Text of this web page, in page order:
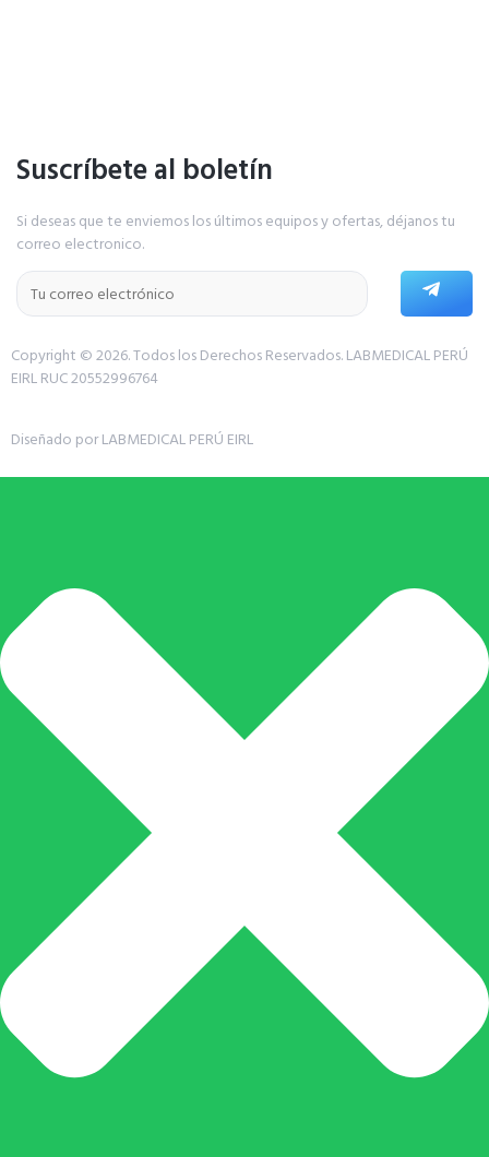
Suscríbete al boletín
Si deseas que te enviemos los últimos equipos y ofertas, déjanos tu
correo electronico.
Copyright © 2026. Todos los Derechos Reservados.LABMEDICAL PERÚ
EIRL RUC 20552996764
Diseñado por LABMEDICAL PERÚ EIRL